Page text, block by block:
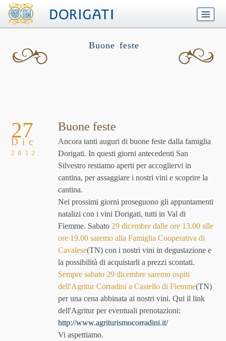
Buone feste
27
Dic
2012
Buone feste
Ancora tanti auguri di buone feste dalla famiglia
Dorigati. In questi giorni antecedenti San
Silvestro restiamo aperti per accogliervi in
cantina, per assaggiare i nostri vini e scoprire la
cantina.
Nei prossimi giorni proseguono gli appuntamenti
natalizi con i vini Dorigati, tutti in Val di
Fiemme. Sabato 29 dicembre dalle ore 13.00 alle
ore 19.00 saremo alla Famiglia Cooperativa di
Cavalese(TN) con i nostri vini in degustazione e
la possibilità di acquistarli a prezzi scontati.
Sempre sabato 29 dicembre saremo ospiti
dell'Agritur Corradini a Castello di Fiemme(TN)
per una cena abbinata ai nostri vini. Qui il link
dell'Agritur per eventuali prenotazioni:
http://www.agriturismocorradini.it/
Vi aspettiamo.